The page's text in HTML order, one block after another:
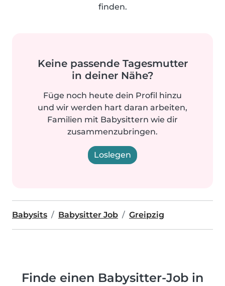
finden.
Keine passende Tagesmutter
in deiner Nähe?
Füge noch heute dein Profil hinzu
und wir werden hart daran arbeiten,
Familien mit Babysittern wie dir
zusammenzubringen.
Loslegen
Babysits Babysitter Job Greipzig
Finde einen Babysitter-Job in